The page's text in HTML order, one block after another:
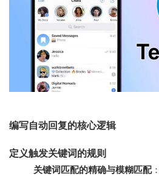
编写自动回复的核心逻辑
定义触发关键词的规则
关键词匹配的精确与模糊匹配